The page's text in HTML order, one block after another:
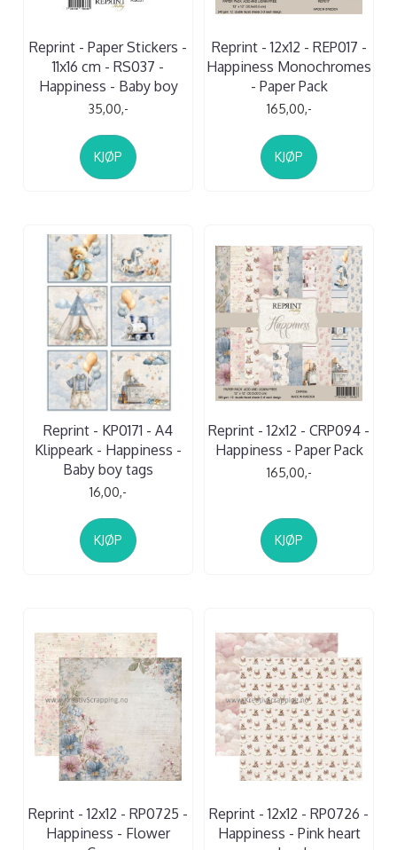
Reprint - Paper Stickers -
11x16 cm - RS037 -
Happiness - Baby boy
35,00,-
KJØP
Reprint - 12x12 - REP017 -
Happiness Monochromes
- Paper Pack
165,00,-
KJØP
Reprint - KP0171 - A4
Klippeark - Happiness -
Baby boy tags
16,00,-
KJØP
Reprint - 12x12 - CRP094 -
Happiness - Paper Pack
165,00,-
KJØP
Reprint - 12x12 - RP0725 -
Happiness - Flower
Reprint - 12x12 - RP0726 -
Happiness - Pink heart